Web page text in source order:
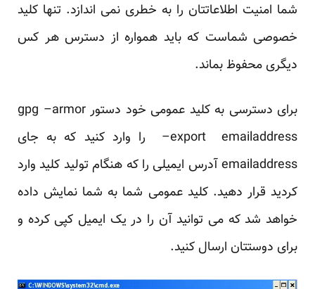
شما امنیت اطلاعاتتان را به خطری نمی اندازد. تنها کلید
خصوصی شماست که باید همواره از دسترس هر کس
دیگری محفوظ بماند.
برای دسترسی به کلید عمومی خود دستور gpg –armor
–export emailaddress را وارد کنید که به جای
emailaddress آدرس ایمیلی را که هنگام تولید کلید وارد
کردید قرار دهید. کلید عمومی شما به شما نمایش داده
خواهد شد که می توانید آن را در یک ایمیل کپی کرده و
برای دوستتان ارسال کنید.